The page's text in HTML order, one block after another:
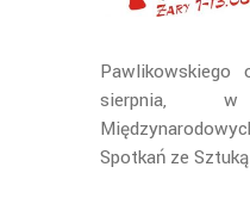
sierpnia,
Spotkań ze